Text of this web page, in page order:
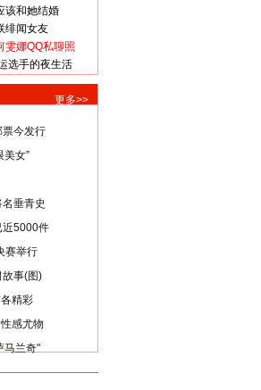
该和她结婚
绯闻女友
雯娜QQ私聊照
选手的夜生活
更多>>
今发行
美女”
垂青史
近5000件
赛举行
故事(图)
精彩
感尤物
马兰奇"